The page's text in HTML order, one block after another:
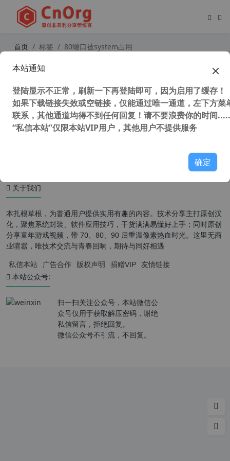
首页 标签 80端口被system占用
解决 windows 系统 80端口 被进程 S
关于我们
本扎根草根，为普通用户提供实用有趣的内容。技术分享主打原创汉
化，聚焦系统封装、软件应用技巧，干货满满易懂好上手；同时原创
分享童年游戏视频，带 70、80、90 后重温像素热血时光。这里无商
业喧嚣，唯技术交流与青春回响，期待与同好相遇
私信本站 广告合作 版权声明 捐赠VIP 友情链接
本站公众号:
扫一扫关注公众号，本站微信公
众号仅用于获取解压密码，谢绝
私信留言，拒绝回复。
微信公众号不引流，不回复。
本站通知
登陆显示不正常，刷新一下再登陆即可，因为启用了缓存！
如果下载链接失效或空链接，仅能通过唯一通道，左下方菜
联系，其他通道均得不到任何回复！请不要浪费你的时间
“私信本站”仅限本站VIP用户，其他用户不提供服务
确定